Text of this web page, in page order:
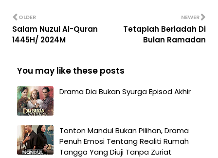
NEWER
Tetaplah Beriadah Di
Bulan Ramadan
OLDER
Salam Nuzul Al-Quran
1445H/ 2024M
You may like these posts
Drama Dia Bukan Syurga Episod Akhir
Tonton Mandul Bukan Pilihan, Drama
Penuh Emosi Tentang Realiti Rumah
Tangga Yang Diuji Tanpa Zuriat